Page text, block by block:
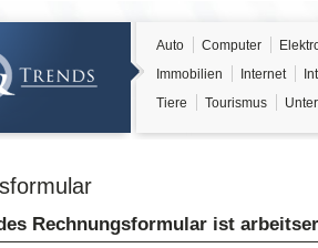
Auto Computer
Immobilien
Internet
Tiere
Tourismus
Rechnungsformular ist